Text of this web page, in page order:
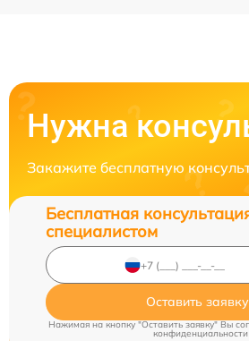
Нужна
Закажите бесплатную
Бесплатная
специалистом
Оставить заявку
Нажимая на кнопку "Оставить заявку" Вы
конфиденциальности